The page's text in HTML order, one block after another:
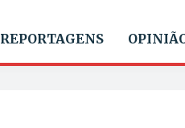
REPORTAGENS